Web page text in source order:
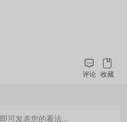
评论 收藏
即可发表您的看法…